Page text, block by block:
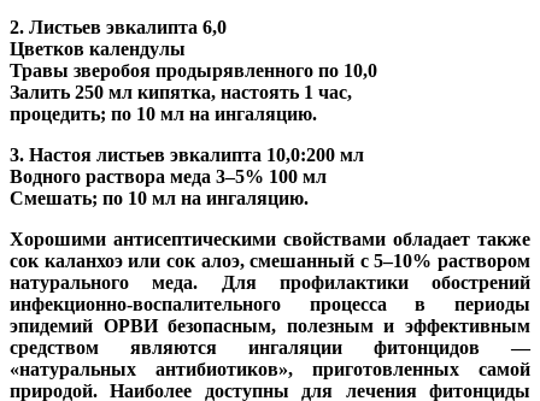
2. Листьев эвкалипта 6,0
Цветков календулы
Травы зверобоя продырявленного по 10,0
Залить 250 мл кипятка, настоять 1 час,
процедить; по 10 мл на ингаляцию.
3. Настоя листьев эвкалипта 10,0:200 мл
Водного раствора меда 3–5% 100 мл
Смешать; по 10 мл на ингаляцию.
Хорошими антисептическими свойствами обладает также
сок каланхоэ или сок алоэ, смешанный с 5–10% раствором
натурального меда. Для профилактики обострений
инфекционно-воспалительного процесса в периоды
эпидемий ОРВИ безопасным, полезным и эффективным
средством являются ингаляции фитонцидов —
«натуральных антибиотиков», приготовленных самой
природой. Наиболее доступны для лечения фитонциды